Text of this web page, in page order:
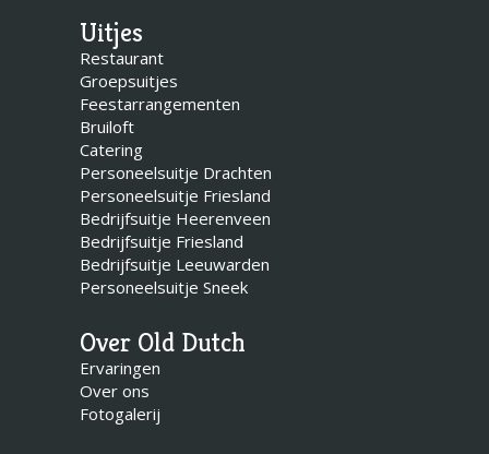
Uitjes
Restaurant
Groepsuitjes
Feestarrangementen
Bruiloft
Catering
Personeelsuitje Drachten
Personeelsuitje Friesland
Bedrijfsuitje Heerenveen
Bedrijfsuitje Friesland
Bedrijfsuitje Leeuwarden
Personeelsuitje Sneek
Over Old Dutch
Ervaringen
Over ons
Fotogalerij